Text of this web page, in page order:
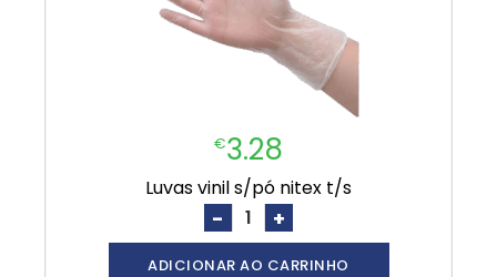
€3.28
luvas vinil s/pó nitex t/s
- +
ADICIONAR AO CARRINHO